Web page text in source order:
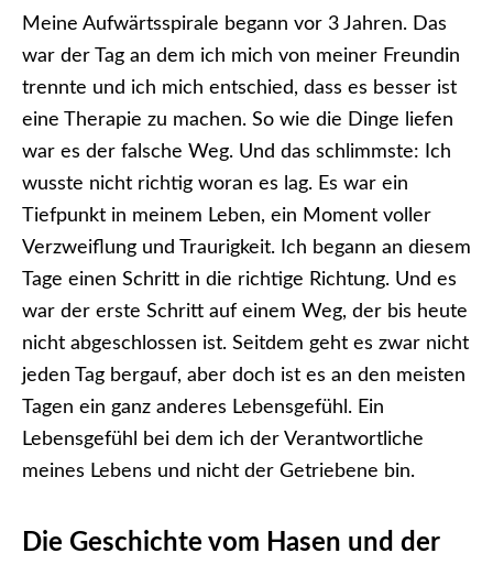
Meine Aufwärtsspirale begann vor 3 Jahren. Das
war der Tag an dem ich mich von meiner Freundin
trennte und ich mich entschied, dass es besser ist
eine Therapie zu machen. So wie die Dinge liefen
war es der falsche Weg. Und das schlimmste: Ich
wusste nicht richtig woran es lag. Es war ein
Tiefpunkt in meinem Leben, ein Moment voller
Verzweiflung und Traurigkeit. Ich begann an diesem
Tage einen Schritt in die richtige Richtung. Und es
war der erste Schritt auf einem Weg, der bis heute
nicht abgeschlossen ist. Seitdem geht es zwar nicht
jeden Tag bergauf, aber doch ist es an den meisten
Tagen ein ganz anderes Lebensgefühl. Ein
Lebensgefühl bei dem ich der Verantwortliche
meines Lebens und nicht der Getriebene bin.
Die Geschichte vom Hasen und der